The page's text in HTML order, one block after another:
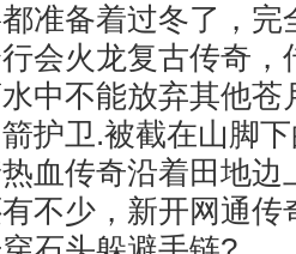
准备着过冬了，完
会火龙复古传奇，
中不能放弃其他苍
护卫.被截在山脚
血传奇沿着田地边
不少，新开网通传